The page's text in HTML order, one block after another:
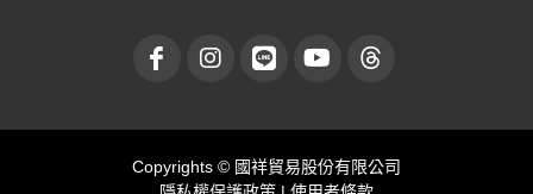
Copyrights © 國祥貿易股份有限公司